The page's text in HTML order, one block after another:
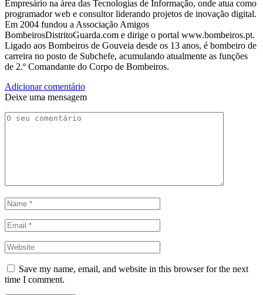
Empresário na área das Tecnologias de Informação, onde atua como
programador web e consultor liderando projetos de inovação digital.
Em 2004 fundou a Associação Amigos
BombeirosDistritoGuarda.com e dirige o portal www.bombeiros.pt.
Ligado aos Bombeiros de Gouveia desde os 13 anos, é bombeiro de
carreira no posto de Subchefe, acumulando atualmente as funções
de 2.º Comandante do Corpo de Bombeiros.
Adicionar comentário
Deixe uma mensagem
Save my name, email, and website in this browser for the next
time I comment.